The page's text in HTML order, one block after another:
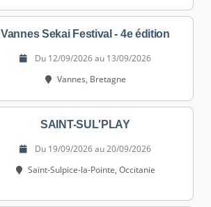
Vannes Sekai Festival - 4e édition
Du 12/09/2026 au 13/09/2026
Vannes, Bretagne
SAINT-SUL'PLAY
Du 19/09/2026 au 20/09/2026
Saint-Sulpice-la-Pointe, Occitanie